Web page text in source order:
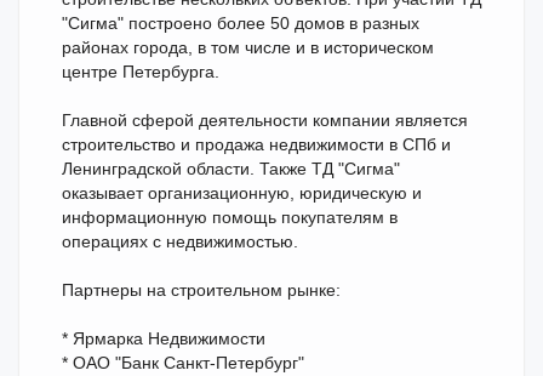
"Сигма" построено более 50 домов в разных
районах города, в том числе и в историческом
центре Петербурга.
Главной сферой деятельности компании является
строительство и продажа недвижимости в СПб и
Ленинградской области. Также ТД "Сигма"
оказывает организационную, юридическую и
информационную помощь покупателям в
операциях с недвижимостью.
Партнеры на строительном рынке:
* Ярмарка Недвижимости
* ОАО "Банк Санкт-Петербург"